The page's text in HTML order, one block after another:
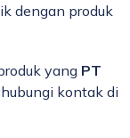
dengan produk
yang PT
kontak di